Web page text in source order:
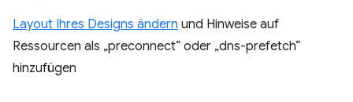
Layout Ihres Designs ändern und Hinweise auf
Ressourcen als „preconnect“ oder „dns-prefetch“
hinzufügen